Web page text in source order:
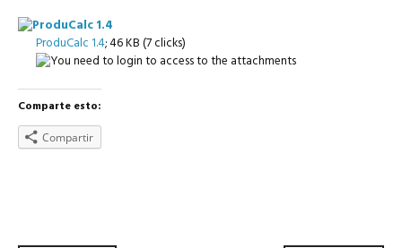
ProduCalc 1.4; 46 KB (7 clicks)
Comparte esto:
Compartir